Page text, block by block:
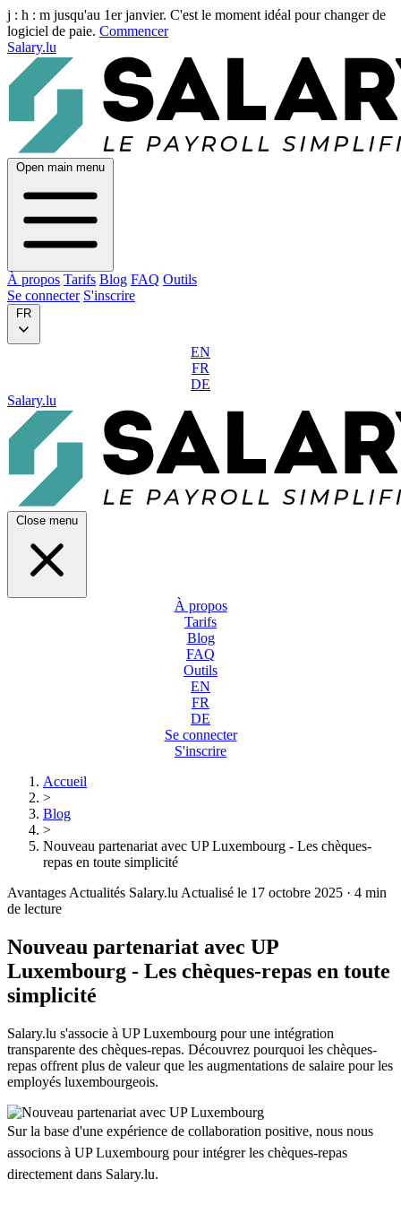
j : h : m jusqu'au 1er janvier. C'est le moment idéal pour changer de
logiciel de paie. Commencer
Salary.lu
Open main menu
À propos Tarifs Blog FAQ Outils
Se connecter S'inscrire
FR
EN
FR
DE
Salary.lu
Close menu
À propos
Tarifs
Blog
FAQ
Outils
EN
FR
DE
Se connecter
S'inscrire
Accueil
>
Blog
>
Nouveau partenariat avec UP Luxembourg - Les chèques-
repas en toute simplicité
Avantages Actualités Salary.lu Actualisé le 17 octobre 2025 · 4 min
de lecture
Nouveau partenariat avec UP
Luxembourg - Les chèques-repas en toute
simplicité
Salary.lu s'associe à UP Luxembourg pour une intégration
transparente des chèques-repas. Découvrez pourquoi les chèques-
repas offrent plus de valeur que les augmentations de salaire pour les
employés luxembourgeois.
Sur la base d'une expérience de collaboration positive, nous nous
associons à UP Luxembourg pour intégrer les chèques-repas
directement dans Salary.lu.